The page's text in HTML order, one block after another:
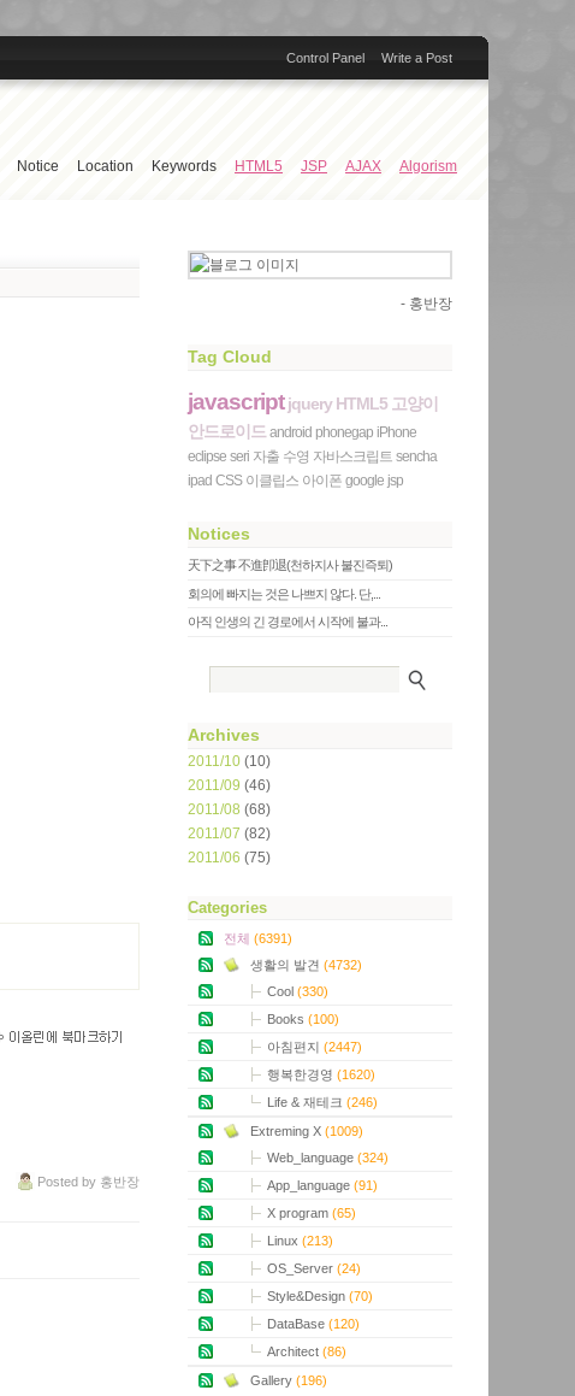
Control Panel Write a Post
Notice Location Keywords HTML5 JSP AJAX Algorism
Posted by 홍반장
- 홍반장
Tag Cloud
javascript jquery HTML5 고양이
안드로이드 android phonegap iPhone
eclipse seri 자출 수영 자바스크립트 sencha
ipad CSS 이클립스 아이폰 google jsp
Notices
天下之事 不進卽退(천하지사 불진즉퇴)
회의에 빠지는 것은 나쁘지 않다. 단,...
아직 인생의 긴 경로에서 시작에 불과...
Archives
2011/10 (10)
2011/09 (46)
2011/08 (68)
2011/07 (82)
2011/06 (75)
Categories
전체 (6391)
생활의 발견 (4732)
Cool (330)
Books (100)
아침편지 (2447)
행복한경영 (1620)
Life & 재테크 (246)
Extreming X (1009)
Web_language (324)
App_language (91)
X program (65)
Linux (213)
OS_Server (24)
Style&Design (70)
DataBase (120)
Architect (86)
Gallery (196)